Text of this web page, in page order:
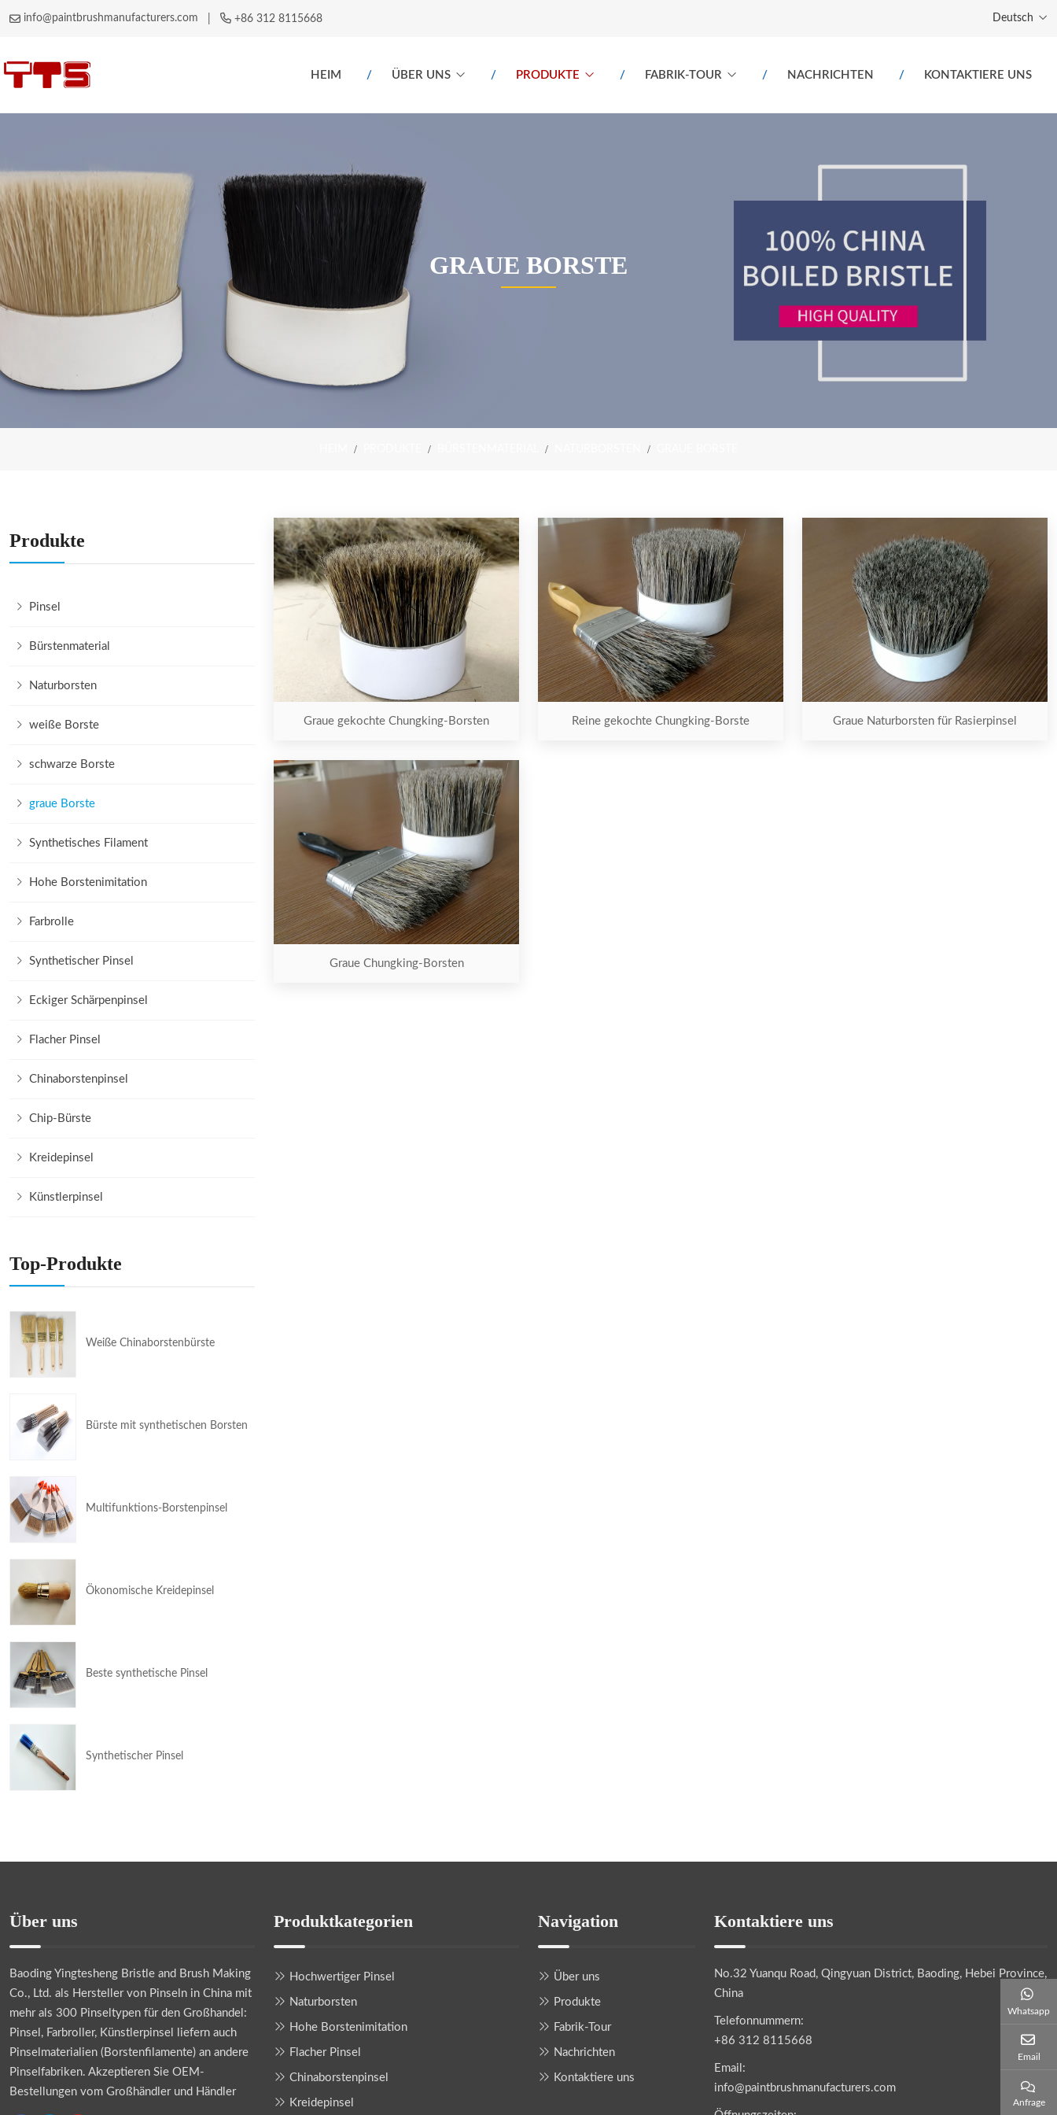
info@paintbrushmanufacturers.com +86 312 8115668 Deutsch
HEIM ÜBER UNS PRODUKTE FABRIK-TOUR NACHRICHTEN KONTAKTIERE UNS
GRAUE BORSTE
Graue gekochte Chungking-Borsten Reine gekochte Chungking-Borste Graue Naturborsten für Rasierpinsel
Graue Chungking-Borsten
Produkte
Pinsel
Bürstenmaterial
Naturborsten
weiße Borste
schwarze Borste
graue Borste
Synthetisches Filament
Hohe Borstenimitation
Farbrolle
Synthetischer Pinsel
Eckiger Schärpenpinsel
Flacher Pinsel
Chinaborstenpinsel
Chip-Bürste
Kreidepinsel
Künstlerpinsel
Top-Produkte
Weiße Chinaborstenbürste
Bürste mit synthetischen Borsten
Multifunktions-Borstenpinsel
Ökonomische Kreidepinsel
Beste synthetische Pinsel
Synthetischer Pinsel
Über uns
Baoding Yingtesheng Bristle and Brush Making
Co., Ltd. als Hersteller von Pinseln in China mit
mehr als 300 Pinseltypen für den Großhandel:
Pinsel, Farbroller, Künstlerpinsel liefern auch
Pinselmaterialien (Borstenfilamente) an andere
Pinselfabriken. Akzeptieren Sie OEM-
Bestellungen vom Großhändler und Händler
Produktkategorien
Hochwertiger Pinsel
Naturborsten
Hohe Borstenimitation
Flacher Pinsel
Chinaborstenpinsel
Kreidepinsel
Navigation
Über uns
Produkte
Fabrik-Tour
Nachrichten
Kontaktiere uns
Kontaktiere uns
No.32 Yuanqu Road, Qingyuan District, Baoding, Hebei Province,
China
Telefonnummern:
+86 312 8115668
Email:
info@paintbrushmanufacturers.com
Whatsapp
Email
Anfrage